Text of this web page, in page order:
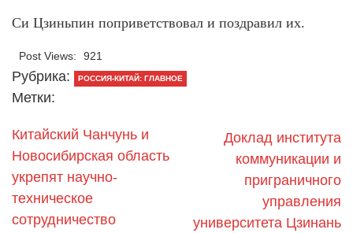
Си Цзиньпин поприветствовал и поздравил их.
Post Views: 921
Рубрика: РОССИЯ-КИТАЙ: ГЛАВНОЕ
Метки:
Китайский Чанчунь и
Новосибирская область
укрепят научно-
техническое
сотрудничество
Доклад института
коммуникации и
приграничного
управления
университета Цзинань